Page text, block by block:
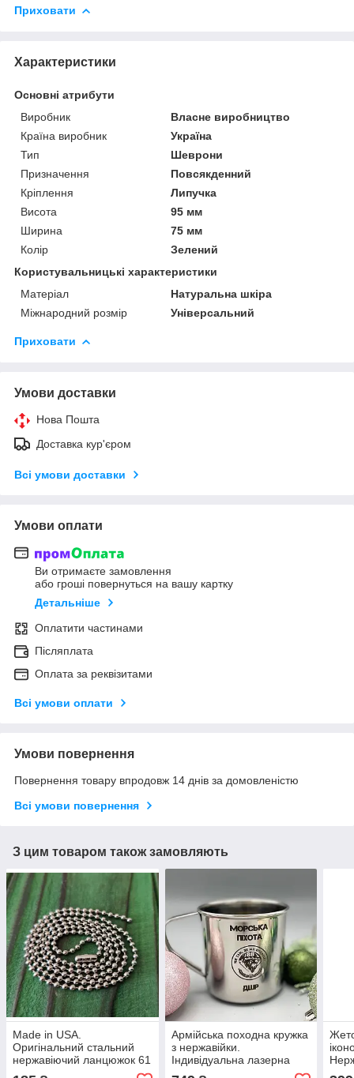
Приховати
Характеристики
Основні атрибути
Виробник
Власне виробництво
Країна виробник
Україна
Тип
Шеврони
Призначення
Повсякденний
Кріплення
Липучка
Висота
95 мм
Ширина
75 мм
Колір
Зелений
Користувальницькі характеристики
Матеріал
Натуральна шкіра
Міжнародний розмір
Універсальний
Приховати
Умови доставки
Нова Пошта
Доставка кур'єром
Всі умови доставки
Умови оплати
Ви отримаєте замовлення
або гроші повернуться на вашу картку
Детальніше
Оплатити частинами
Післяплата
Оплата за реквізитами
Всі умови оплати
Умови повернення
Повернення товару впродовж 14 днів за домовленістю
Всі умови повернення
З цим товаром також замовляють
Made in USA.
Оригінальний стальний
нержавіючий ланцюжок 61
см для армійських жетонів
Армійська походна кружка
з нержавійки.
Індивідуальна лазерна